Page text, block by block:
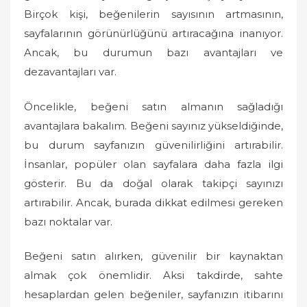
n
Birçok kişi, beğenilerin sayısının artmasının,
sayfalarının görünürlüğünü artıracağına inanıyor.
Ancak, bu durumun bazı avantajları ve
dezavantajları var.
Öncelikle, beğeni satın almanın sağladığı
avantajlara bakalım. Beğeni sayınız yükseldiğinde,
bu durum sayfanızın güvenilirliğini artırabilir.
İnsanlar, popüler olan sayfalara daha fazla ilgi
gösterir. Bu da doğal olarak takipçi sayınızı
artırabilir. Ancak, burada dikkat edilmesi gereken
bazı noktalar var.
Beğeni satın alırken, güvenilir bir kaynaktan
almak çok önemlidir. Aksi takdirde, sahte
hesaplardan gelen beğeniler, sayfanızın itibarını